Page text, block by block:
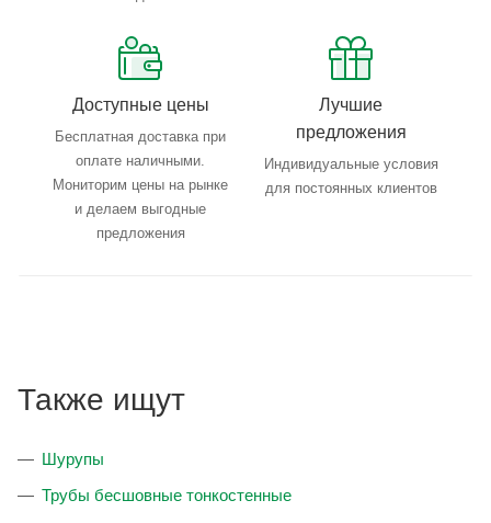
Доступные цены
Бесплатная доставка при
оплате наличными.
Мониторим цены на рынке
и делаем выгодные
предложения
Лучшие
предложения
Индивидуальные условия
для постоянных клиентов
Также ищут
Шурупы
Трубы бесшовные тонкостенные